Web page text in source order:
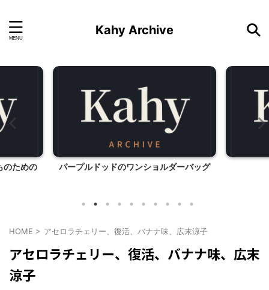
Kahy Archive
のための パープルドッドのワンショルダーバッグ
HOME > アセロラチェリー、復活、バナナ味、広末涼子
アセロラチェリー、復活、バナナ味、広末
涼子